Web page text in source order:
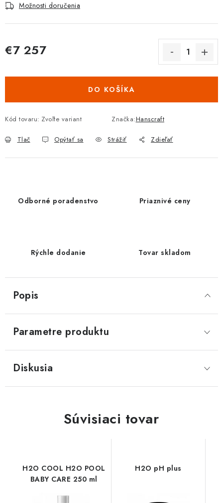
Možnosti doručenia
€7 257
DO KOŠÍKA
Kód tovaru: Zvoľte variant Značka:Hanscraft
Tlač Opýtať sa Strážiť Zdieľať
Odborné poradenstvo Priaznivé ceny
Rýchle dodanie Tovar skladom
Popis
Parametre produktu
Diskusia
Súvisiaci tovar
H2O COOL H2O POOL
BABY CARE 250 ml
H2O pH plus